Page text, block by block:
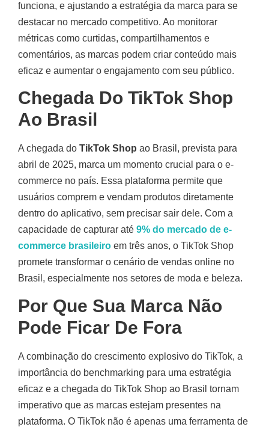
funciona, e ajustando a estratégia da marca para se
destacar no mercado competitivo. Ao monitorar
métricas como curtidas, compartilhamentos e
comentários, as marcas podem criar conteúdo mais
eficaz e aumentar o engajamento com seu público.
Chegada Do TikTok Shop
Ao Brasil
A chegada do TikTok Shop ao Brasil, prevista para
abril de 2025, marca um momento crucial para o e-
commerce no país. Essa plataforma permite que
usuários comprem e vendam produtos diretamente
dentro do aplicativo, sem precisar sair dele. Com a
capacidade de capturar até 9% do mercado de e-
commerce brasileiro em três anos, o TikTok Shop
promete transformar o cenário de vendas online no
Brasil, especialmente nos setores de moda e beleza.
Por Que Sua Marca Não
Pode Ficar De Fora
A combinação do crescimento explosivo do TikTok, a
importância do benchmarking para uma estratégia
eficaz e a chegada do TikTok Shop ao Brasil tornam
imperativo que as marcas estejam presentes na
plataforma. O TikTok não é apenas uma ferramenta de